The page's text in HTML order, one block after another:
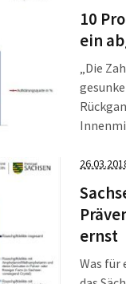
10
ein
„Die
ganzen
ernst
Was für